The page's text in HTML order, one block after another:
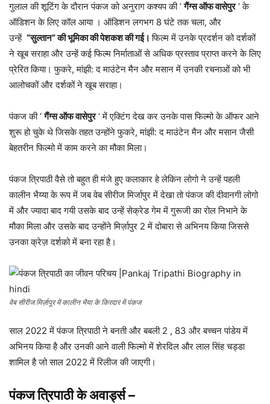
गुलाल की शूटिंग के दौरान पंकज को अनुराग कश्यप की ‘गैंग्स ऑफ वासेपुर‘ के
ऑडिशन के लिए कॉल आया । ऑडिशन लगभग 8 घंटे तक चला, और
उन्हें “सुल्तान” की भूमिका की पेशकश की गई।फिल्म में उनके प्रदर्शन को दर्शकों
ने खूब सराहा और उन्हें कई फिल्म निर्माताओं से अधिक प्रस्ताव प्राप्त करने के लिए
प्रेरित किया। फुकरे, मांझी: द माउंटेन मैन और मसान में उनकी रचनाओं को भी
आलोचकों और दर्शकों ने खूब सराहा।
पंकज की ‘गैंग्स ऑफ वासेपुर‘ में एक्टिंग देख कर उनके पास फिल्मो के ऑफर आने
शुरू हो चुके थे जिसके तहत उन्होंने फुकरे, मांझी: द माउंटेन मैन और मसान जैसी
बेहतरीन फिल्मो में काम करने का मौका मिला।
पंकज त्रिपाठी वैसे तो बहुत ही मंजे हुए कलाकार हे लेकिन लोगो ने उन्हें पहली
कालीन भैय्या के रूप में जब वेब सीरीज मिर्जापुर में देखा तो पंकज की दीवानगी लोगो
में और ज्यादा बाद गयी उसके बाद उन्हें सेक्रेड गेम में गुरूजी का रोल निभाने के
मौका मिला और उसके बाद उन्होंने मिर्ज़ापुर 2 में दोबारा से अभिनय किया जिससे
उनका क्रेज़ दर्शको में बना रहा है।
वेब सीरीज मिर्ज़ापुर में कालीन भैया के किरदार में पंकज
साल 2022 में पंकज त्रिपाठी ने बनती और बबली 2 , 83 और बच्चन पांडेय में
अभिनय किया है और उनकी आने वाली फिल्मो में शेरदिल और लाल सिंह चड्डा
शामिल है जो साल 2022 में रिलीज की जाएगी।
पंकज त्रिपाठी के अवार्ड्स–